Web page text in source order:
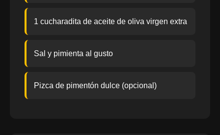
1 cucharadita de aceite de oliva virgen extra
Sal y pimienta al gusto
Pizca de pimentón dulce (opcional)